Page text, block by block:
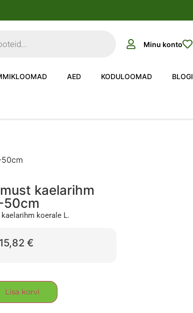
Minu konto
AED KODULOOMAD BLOGI
kaelarihm
50cm
koerale L.
15,82€
Lisa korvi